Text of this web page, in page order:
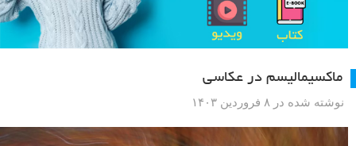
ماکسیمالیسم در عکاسی
نوشته شده در ۸ فروردین ۱۴۰۳